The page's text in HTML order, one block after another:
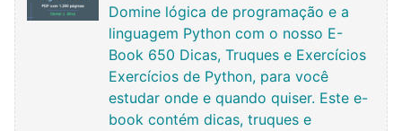
Domine lógica de programação e a
linguagem Python com o nosso E-
Book 650 Dicas, Truques e Exercícios
Exercícios de Python, para você
estudar onde e quando quiser. Este e-
book contém dicas, truques e